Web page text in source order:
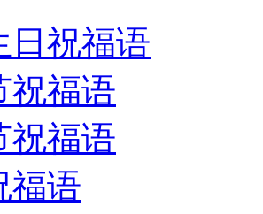
日祝福语
祝福语
祝福语
福语